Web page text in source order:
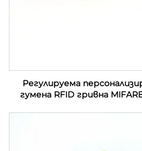
Регулируема
гумена RFID гривна